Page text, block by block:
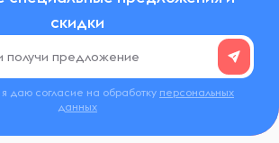
скидки
даю согласие на обработку персональных
данных